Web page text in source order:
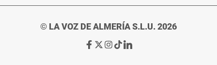
© LA VOZ DE ALMERÍA S.L.U. 2026
Ir
Ir
Ir Ir Ir